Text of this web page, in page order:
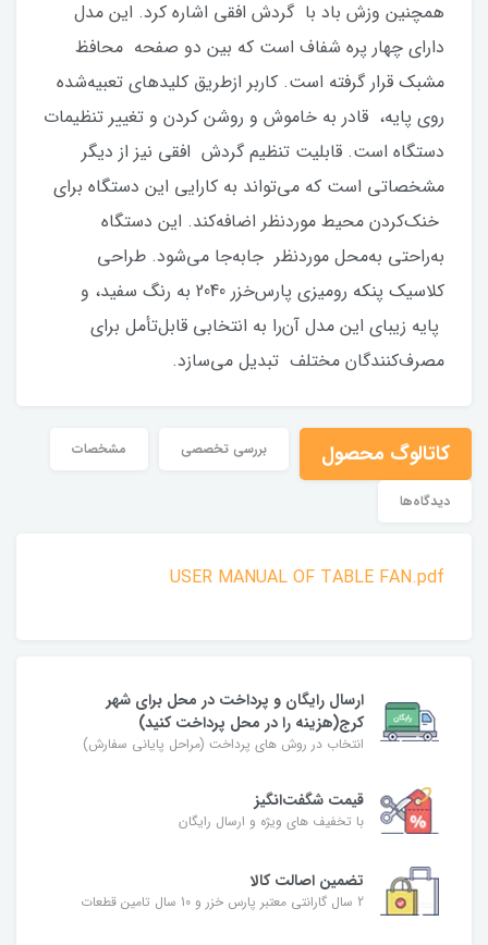
همچنین وزش باد با گردش افقی اشاره کرد. این مدل
دارای چهار پره شفاف است که بین دو صفحه محافظ
مشبک قرار گرفته است. کاربر از‌طریق کلیدهای تعبیه‌شده
روی پایه، قادر به خاموش و روشن کردن و تغییر تنظیمات
دستگاه است. قابلیت تنظیم گردش افقی نیز از دیگر
مشخصاتی است که می‌تواند به کارایی این دستگاه برای
خنک‌کردن محیط مورد‌نظر اضافه‌کند. این دستگاه
به‌راحتی به‌محل موردنظر جابه‌جا می‌شود. طراحی
کلاسیک پنکه رومیزی پارس‌خزر 2040 به رنگ سفید، و
پایه زیبای این مدل آن‌را به انتخابی قابل‌تأمل برای
مصرف‌کنندگان مختلف تبدیل می‌سازد.
کاتالوگ محصول بررسی تخصصی مشخصات
دیدگاه‌ها
USER MANUAL OF TABLE FAN.pdf
ارسال رایگان و پرداخت در محل برای شهر
کرج(هزینه را در محل پرداخت کنید)
انتخاب در روش های پرداخت (مراحل پایانی سفارش)
قیمت شگفت‌انگیز
با تخفیف های ویژه و ارسال رایگان
تضمین اصالت کالا
2 سال گارانتی معتبر پارس خزر و 10 سال تامین قطعات